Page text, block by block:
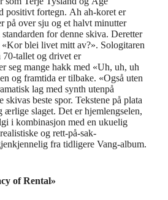
positivt fortegn. Ah ah-koret er
på over sju og et halvt minutter
standarden for denne skiva. Deretter
blei livet mitt av?». Sologitaren
70-tallet og drivet er
seg mange hakk med «Uh, uh, uh
og framtida er tilbake. «Også uten
lag med synth utenpå
skivas beste spor. Tekstene på plata
ærlige slaget. Det er hjemlengselen,
i kombinasjon med en ukuelig
og rett-på-sak-
fra tidligere Vang-album.
of Rental»